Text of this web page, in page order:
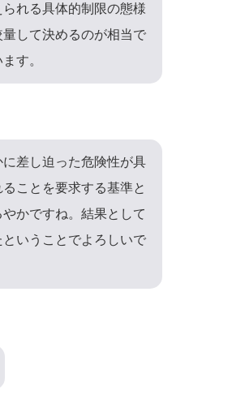
れる具体的制限の態様
量して決めるのが相当で
す。
差し迫った危険性が具
ことを要求する基準と
かですね。結果として
いうことでよろしいで